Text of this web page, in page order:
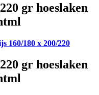
gr hoeslaken
160/180 x 200/220
gr hoeslaken